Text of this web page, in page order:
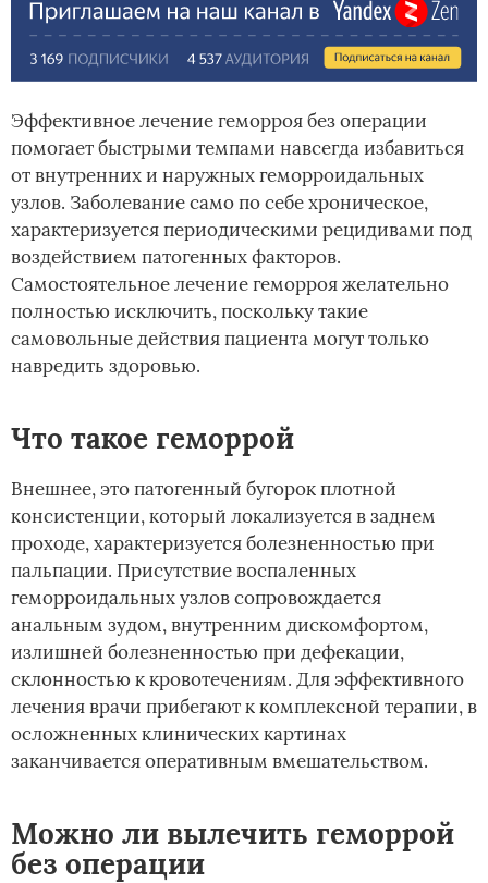
Эффективное лечение геморроя без операции
помогает быстрыми темпами навсегда избавиться
от внутренних и наружных геморроидальных
узлов. Заболевание само по себе хроническое,
характеризуется периодическими рецидивами под
воздействием патогенных факторов.
Самостоятельное лечение геморроя желательно
полностью исключить, поскольку такие
самовольные действия пациента могут только
навредить здоровью.
Что такое геморрой
Внешнее, это патогенный бугорок плотной
консистенции, который локализуется в заднем
проходе, характеризуется болезненностью при
пальпации. Присутствие воспаленных
геморроидальных узлов сопровождается
анальным зудом, внутренним дискомфортом,
излишней болезненностью при дефекации,
склонностью к кровотечениям. Для эффективного
лечения врачи прибегают к комплексной терапии, в
осложненных клинических картинах
заканчивается оперативным вмешательством.
Можно ли вылечить геморрой
без операции